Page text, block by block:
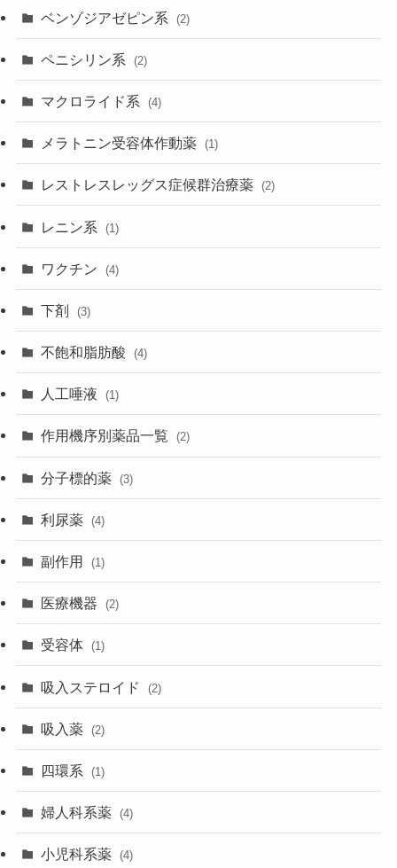
ベンゾジアゼピン系 (2)
ペニシリン系 (2)
マクロライド系 (4)
メラトニン受容体作動薬 (1)
レストレスレッグス症候群治療薬 (2)
レニン系 (1)
ワクチン (4)
下剤 (3)
不飽和脂肪酸 (4)
人工唾液 (1)
作用機序別薬品一覧 (2)
分子標的薬 (3)
利尿薬 (4)
副作用 (1)
医療機器 (2)
受容体 (1)
吸入ステロイド (2)
吸入薬 (2)
四環系 (1)
婦人科系薬 (4)
小児科系薬 (4)